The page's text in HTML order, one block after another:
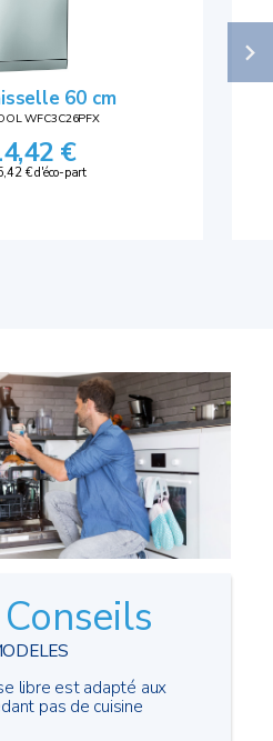
60 cm
WFC3C26PFX
€
€ d'éco-part
Conseils
libre est adapté aux
pas de cuisine